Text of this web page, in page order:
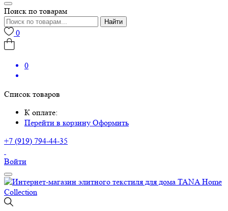
Поиск по товарам
Найти
0
0
Список товаров
К оплате:
Перейти в корзину Оформить
+7 (919) 794-44-35
Войти